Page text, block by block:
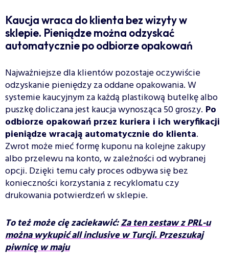
Kaucja wraca do klienta bez wizyty w
sklepie. Pieniądze można odzyskać
automatycznie po odbiorze opakowań
Najważniejsze dla klientów pozostaje oczywiście
odzyskanie pieniędzy za oddane opakowania. W
systemie kaucyjnym za każdą plastikową butelkę albo
puszkę doliczana jest kaucja wynosząca 50 groszy. Po
odbiorze opakowań przez kuriera i ich weryfikacji
pieniądze wracają automatycznie do klienta.
Zwrot może mieć formę kuponu na kolejne zakupy
albo przelewu na konto, w zależności od wybranej
opcji. Dzięki temu cały proces odbywa się bez
konieczności korzystania z recyklomatu czy
drukowania potwierdzeń w sklepie.
To też może cię zaciekawić:Za ten zestaw z PRL-u
można wykupić all inclusive w Turcji. Przeszukaj
piwnicę w maju